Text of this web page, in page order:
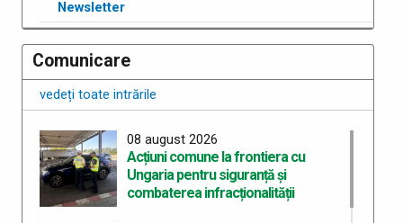
Newsletter
Comunicare
vedeți toate intrările
08 august 2026
Acțiuni comune la frontiera cu
Ungaria pentru siguranță și
combaterea infracționalității